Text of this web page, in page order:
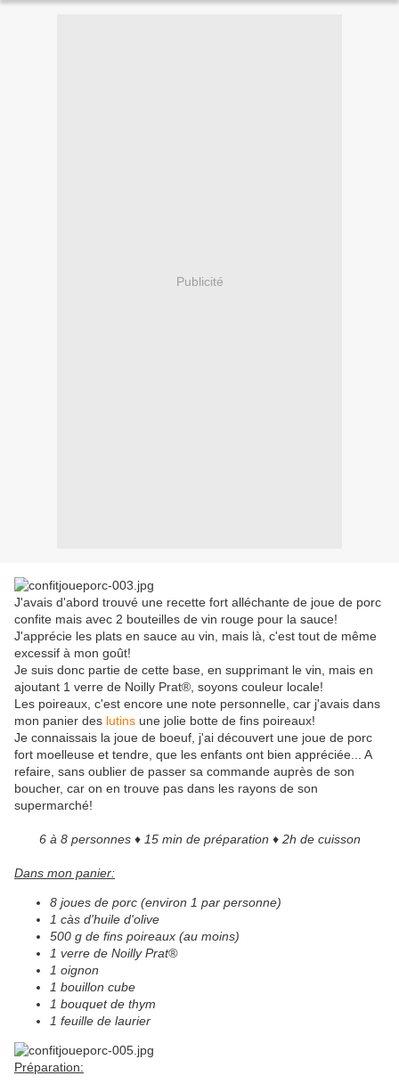
Publicité
J'avais d'abord trouvé une recette fort alléchante de joue de porc
confite mais avec 2 bouteilles de vin rouge pour la sauce!
J'apprécie les plats en sauce au vin, mais là, c'est tout de même
excessif à mon goût!
Je suis donc partie de cette base, en supprimant le vin, mais en
ajoutant 1 verre de Noilly Prat®, soyons couleur locale!
Les poireaux, c'est encore une note personnelle, car j'avais dans
mon panier des lutins une jolie botte de fins poireaux!
Je connaissais la joue de boeuf, j'ai découvert une joue de porc
fort moelleuse et tendre, que les enfants ont bien appréciée... A
refaire, sans oublier de passer sa commande auprès de son
boucher, car on en trouve pas dans les rayons de son
supermarché!
6 à 8 personnes ♦ 15 min de préparation ♦ 2h de cuisson
Dans mon panier:
8 joues de porc (environ 1 par personne)
1 càs d'huile d'olive
500 g de fins poireaux (au moins)
1 verre de Noilly Prat®
1 oignon
1 bouillon cube
1 bouquet de thym
1 feuille de laurier
Préparation: